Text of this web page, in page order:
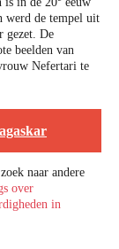
werd de tempel uit
gezet. De
beelden van
Nefertari te
naar andere
over
in